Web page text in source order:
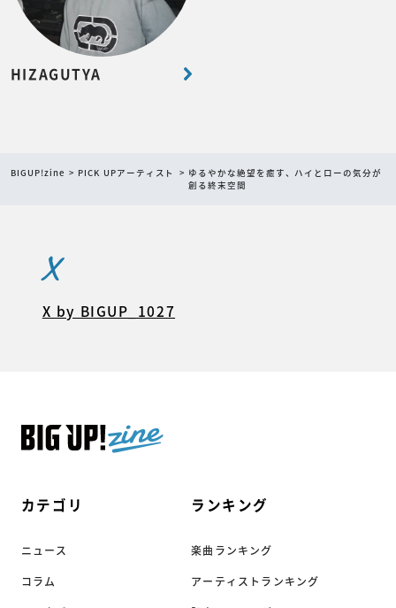
HIZAGUTYA
BIGUP!zine PICK UPアーティスト
ゆるやかな絶望を癒す、ハイとローの気分が
創る終末空間
カテゴリ
ニュース
コラム
ランキング
楽曲ランキング
アーティストランキング
X
X by BIGUP_1027